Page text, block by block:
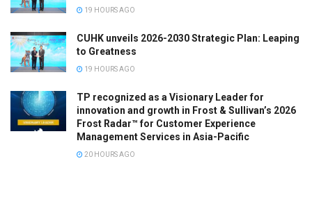
19 HOURS AGO
CUHK unveils 2026-2030 Strategic Plan: Leaping
to Greatness
19 HOURS AGO
TP recognized as a Visionary Leader for
innovation and growth in Frost & Sullivan’s 2026
Frost Radar™ for Customer Experience
Management Services in Asia-Pacific
20 HOURS AGO